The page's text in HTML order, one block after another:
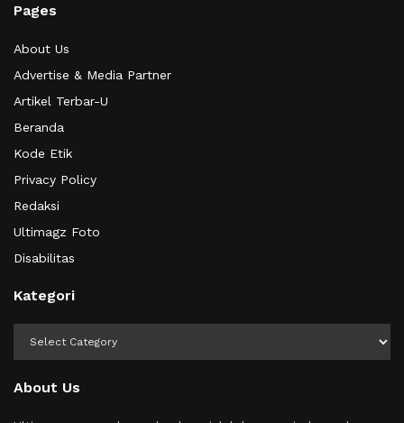
Pages
About Us
Advertise & Media Partner
Artikel Terbar-U
Beranda
Kode Etik
Privacy Policy
Redaksi
Ultimagz Foto
Disabilitas
Kategori
About Us